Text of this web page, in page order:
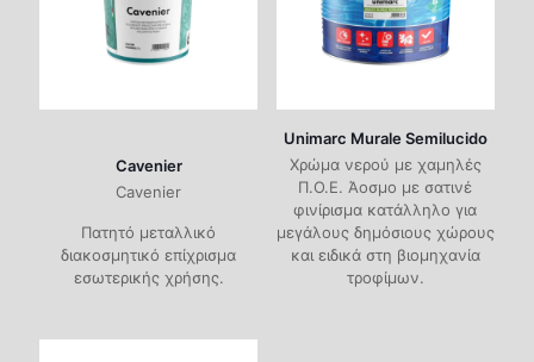
Cavenier
Cavenier
Πατητό μεταλλικό
διακοσμητικό επίχρισμα
εσωτερικής χρήσης.
Unimarc Murale Semilucido
Χρώμα νερού με χαμηλές
Π.Ο.Ε. Άοσμο με σατινέ
φινίρισμα κατάλληλο για
μεγάλους δημόσιους χώρους
και ειδικά στη βιομηχανία
τροφίμων.